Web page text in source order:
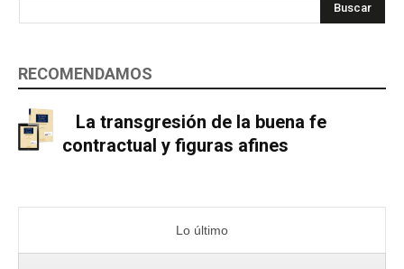
Buscar
RECOMENDAMOS
La transgresión de la buena fe
contractual y figuras afines
Lo último